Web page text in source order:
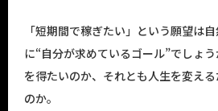
「短期間で稼ぎたい」という願望は
に“自分が求めているゴール”でしょ
を得たいのか、それとも人生を変え
のか。